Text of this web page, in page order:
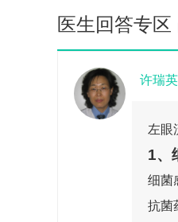
医生回答专区
许瑞英
左眼
1、
细菌
抗菌